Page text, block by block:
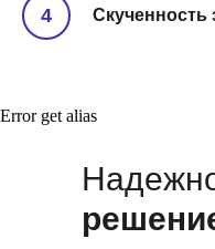
Скученность
Error get alias